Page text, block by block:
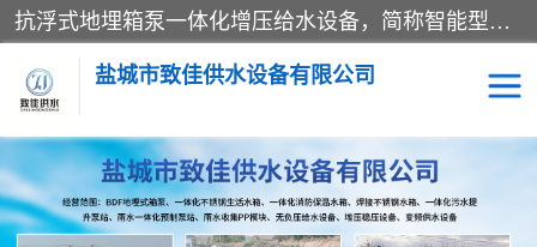
抗浮式地埋箱泵一体化增压给水设备，简称智能型泵站。它由由水泵机组、消防水箱、泵房三大部分组成，其抗浮效果好，因为设计时通过将底板与箱体联在一起，箱体重量抵消了地下水浮力。系统维护好，内部拉筋、泵站、管道，喷淋等各部运行正堂，无一损坏；结构更牢固。
盐城市致佳供水设备有限公司
消防一体化水箱 地埋箱泵一体化